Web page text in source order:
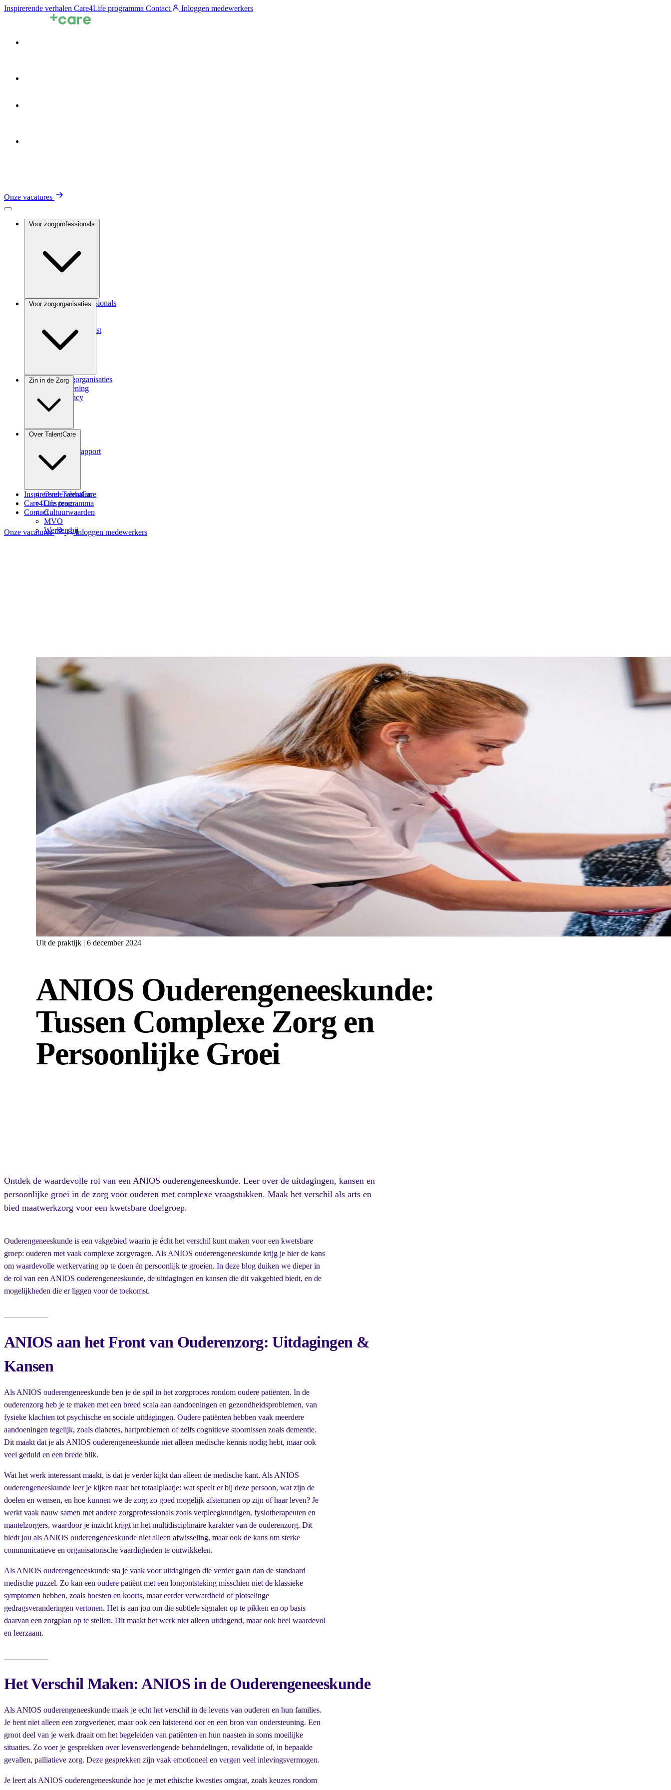
Inspirerende verhalen Care4Life programma Contact Inloggen medewerkers
Onze vacatures
Voor zorgprofessionals
Voor zorgprofessionals
Medisch specialist
Voor zorgorganisaties
Voor zorgorganisaties
Zorgverlening
Consultancy
Zin in de Zorg
Zindicator
Zindicator rapport
Over TalentCare
Over TalentCare
Ons team
Cultuurwaarden
MVO
Werken bij
Inspirerende verhalen
Care4Life programma
Contact
Onze vacatures Inloggen medewerkers
Uit de praktijk | 6 december 2024
ANIOS Ouderengeneeskunde:
Tussen Complexe Zorg en
Persoonlijke Groei
Ontdek de waardevolle rol van een ANIOS ouderengeneeskunde. Leer over de uitdagingen, kansen en
persoonlijke groei in de zorg voor ouderen met complexe vraagstukken. Maak het verschil als arts en
bied maatwerkzorg voor een kwetsbare doelgroep.
Ouderengeneeskunde is een vakgebied waarin je écht het verschil kunt maken voor een kwetsbare
groep: ouderen met vaak complexe zorgvragen. Als ANIOS ouderengeneeskunde krijg je hier de kans
om waardevolle werkervaring op te doen én persoonlijk te groeien. In deze blog duiken we dieper in
de rol van een ANIOS ouderengeneeskunde, de uitdagingen en kansen die dit vakgebied biedt, en de
mogelijkheden die er liggen voor de toekomst.
ANIOS aan het Front van Ouderenzorg: Uitdagingen &
Kansen
Als ANIOS ouderengeneeskunde ben je de spil in het zorgproces rondom oudere patiënten. In de
ouderenzorg heb je te maken met een breed scala aan aandoeningen en gezondheidsproblemen, van
fysieke klachten tot psychische en sociale uitdagingen. Oudere patiënten hebben vaak meerdere
aandoeningen tegelijk, zoals diabetes, hartproblemen of zelfs cognitieve stoornissen zoals dementie.
Dit maakt dat je als ANIOS ouderengeneeskunde niet alleen medische kennis nodig hebt, maar ook
veel geduld en een brede blik.
Wat het werk interessant maakt, is dat je verder kijkt dan alleen de medische kant. Als ANIOS
ouderengeneeskunde leer je kijken naar het totaalplaatje: wat speelt er bij deze persoon, wat zijn de
doelen en wensen, en hoe kunnen we de zorg zo goed mogelijk afstemmen op zijn of haar leven? Je
werkt vaak nauw samen met andere zorgprofessionals zoals verpleegkundigen, fysiotherapeuten en
mantelzorgers, waardoor je inzicht krijgt in het multidisciplinaire karakter van de ouderenzorg. Dit
biedt jou als ANIOS ouderengeneeskunde niet alleen afwisseling, maar ook de kans om sterke
communicatieve en organisatorische vaardigheden te ontwikkelen.
Als ANIOS ouderengeneeskunde sta je vaak voor uitdagingen die verder gaan dan de standaard
medische puzzel. Zo kan een oudere patiënt met een longontsteking misschien niet de klassieke
symptomen hebben, zoals hoesten en koorts, maar eerder verwardheid of plotselinge
gedragsveranderingen vertonen. Het is aan jou om die subtiele signalen op te pikken en op basis
daarvan een zorgplan op te stellen. Dit maakt het werk niet alleen uitdagend, maar ook heel waardevol
en leerzaam.
Het Verschil Maken: ANIOS in de Ouderengeneeskunde
Als ANIOS ouderengeneeskunde maak je echt het verschil in de levens van ouderen en hun families.
Je bent niet alleen een zorgverlener, maar ook een luisterend oor en een bron van ondersteuning. Een
groot deel van je werk draait om het begeleiden van patiënten en hun naasten in soms moeilijke
situaties. Zo voer je gesprekken over levensverlengende behandelingen, revalidatie of, in bepaalde
gevallen, palliatieve zorg. Deze gesprekken zijn vaak emotioneel en vergen veel inlevingsvermogen.
Je leert als ANIOS ouderengeneeskunde hoe je met ethische kwesties omgaat, zoals keuzes rondom